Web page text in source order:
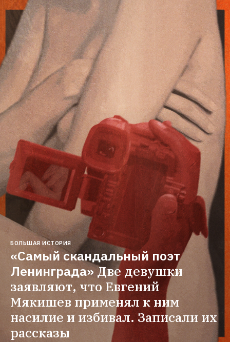
БОЛЬШАЯ ИСТОРИЯ
«Самый скандальный поэт
Ленинграда»Две девушки
заявляют, что Евгений
Мякишев применял к ним
насилие и избивал. Записали их
рассказы